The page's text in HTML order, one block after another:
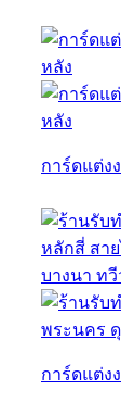
การ์ดแต่ง
การ์ดแต่ง